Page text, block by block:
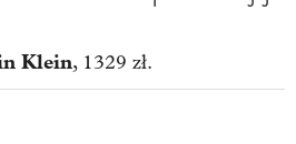
Klein, 1329 zł.